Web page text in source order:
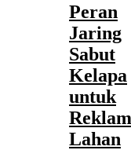
Peran
Jaring
Sabut
Kelapa
untuk
Lahan